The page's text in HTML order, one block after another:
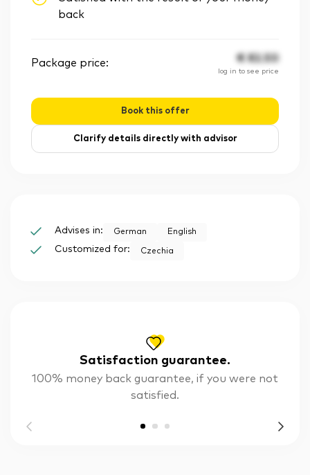
Satisfaction guarantee.
100% money back guarantee, if you were not
satisfied.
back
Package price: € 82.50
log in to see price
Book this offer
Clarify details directly with advisor
Advises in: German English
Customized for: Czechia